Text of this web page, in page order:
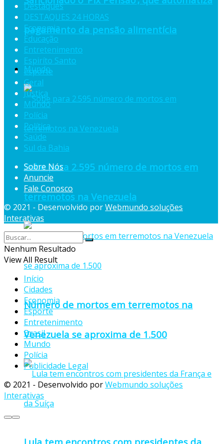
pagamento da pensão alimentícia
Mundo
Sobe para 2.595 número de mortos em
terremotos na Venezuela
Número de mortos em terremotos na
Venezuela se aproxima de 1.500
Destaques
DESTAQUES 24 HORAS
Economia
Educação
Entretenimento
Espiríto Santo
Esporte
Geral
Justiça
Mundo
Polícia
Política
Saúde
Sul da Bahia
Sobre Nós
Anuncie
Fale Conosco
© 2021 - Desenvolvido porWebmundo soluções
Interativas
Nenhum Resultado
View All Result
Início
Cidades
Economia
Esporte
Entretenimento
Brasil
Mundo
Polícia
Publicidade Legal
© 2021 - Desenvolvido porWebmundo soluções
Interativas